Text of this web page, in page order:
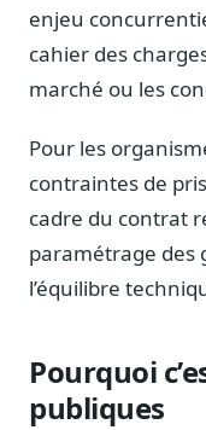
enjeu
cahier des
marché ou les
Pour les
contraintes de
cadre du contrat
paramétrage des
l’équilibre
Pourquoi
publiques